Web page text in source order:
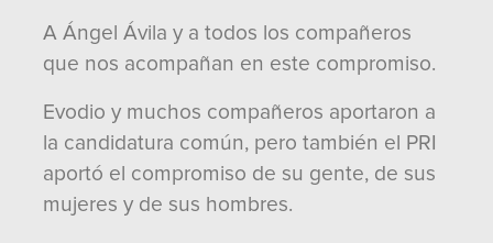
A Ángel Ávila y a todos los compañeros
que nos acompañan en este compromiso.
Evodio y muchos compañeros aportaron a
la candidatura común, pero también el PRI
aportó el compromiso de su gente, de sus
mujeres y de sus hombres.